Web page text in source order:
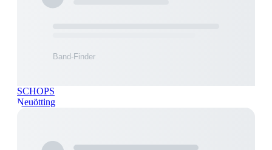
SCHOPS
Neuötting